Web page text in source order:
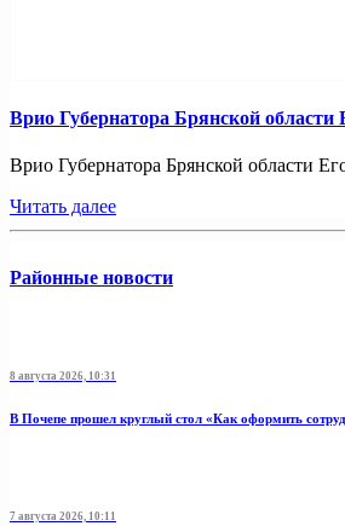
Врио Губернатора Брянской
Врио Губернатора Брянской области
Читать далее
Районные новости
8 августа 2026, 10:31
В Почепе прошел круглый стол «Как оформить
7 августа 2026, 10:11